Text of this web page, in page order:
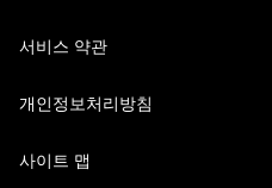
서비스 약관
개인정보처리방침
사이트 맵